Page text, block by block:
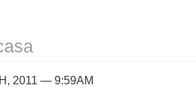
2011 — 9:59AM